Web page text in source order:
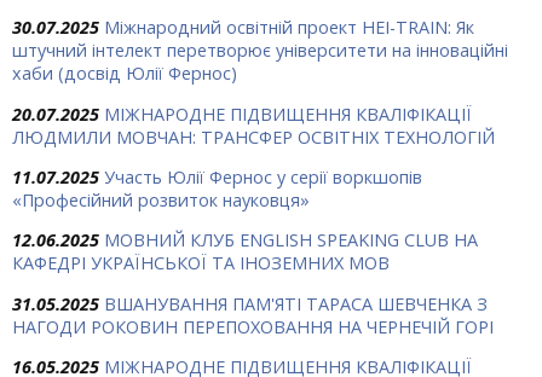
30.07.2025 Міжнародний освітній проект HEI-TRAIN: Як
штучний інтелект перетворює університети на інноваційні
хаби (досвід Юлії Фернос)
20.07.2025 МІЖНАРОДНЕ ПІДВИЩЕННЯ КВАЛІФІКАЦІЇ
ЛЮДМИЛИ МОВЧАН: ТРАНСФЕР ОСВІТНІХ ТЕХНОЛОГІЙ
11.07.2025 Участь Юлії Фернос у серії воркшопів
«Професійний розвиток науковця»
12.06.2025 МОВНИЙ КЛУБ ENGLISH SPEAKING CLUB НА
КАФЕДРІ УКРАЇНСЬКОЇ ТА ІНОЗЕМНИХ МОВ
31.05.2025 ВШАНУВАННЯ ПАМ'ЯТІ ТАРАСА ШЕВЧЕНКА З
НАГОДИ РОКОВИН ПЕРЕПОХОВАННЯ НА ЧЕРНЕЧІЙ ГОРІ
16.05.2025 МІЖНАРОДНЕ ПІДВИЩЕННЯ КВАЛІФІКАЦІЇ